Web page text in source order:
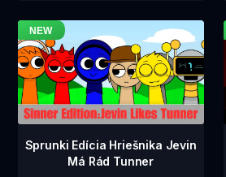
Sprunki Edícia Hriešnika Jevin
Má Rád Tunner